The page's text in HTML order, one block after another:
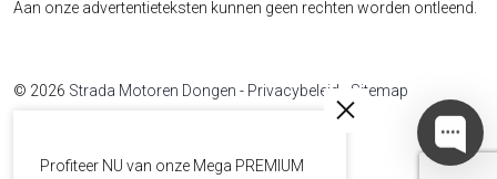
Profiteer NU van onze Mega PREMIUM
Aan onze advertentieteksten kunnen geen rechten worden ontleend.
© 2026 Strada Motoren Dongen - Privacybeleid Sitemap